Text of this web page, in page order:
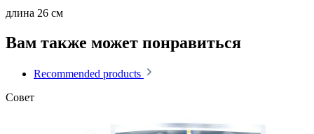
длина 26 см
Вам также может понравиться
Recommended products
Совет